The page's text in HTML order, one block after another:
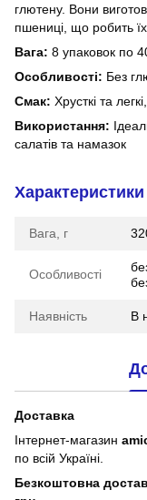
глютену. Вони
пшениці, що робить
Вага: 8 упаковок по
Особливості: Без
Смак: Хрусткі та
Використання:
салатів та намазок
Характеристики
Вага, г
Особливості
Наявність В
Доставка
Інтернет-магазин
по всій Україні.
Безкоштовна